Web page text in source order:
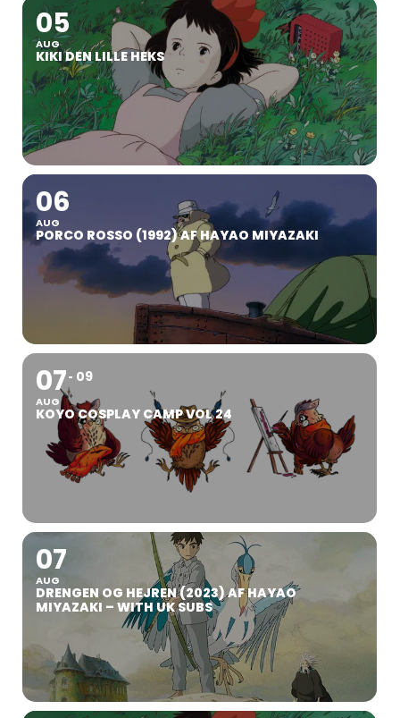
05
AUG
KIKI DEN LILLE HEKS
06
AUG
PORCO ROSSO (1992) AF HAYAO MIYAZAKI
07
AUG
09
KOYO COSPLAY CAMP VOL 24
07
AUG
DRENGEN OG HEJREN (2023) AF HAYAO
MIYAZAKI – WITH UK SUBS